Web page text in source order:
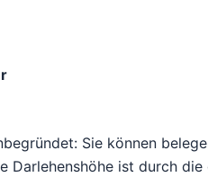
Sie können
Darlehenshöhe ist durch